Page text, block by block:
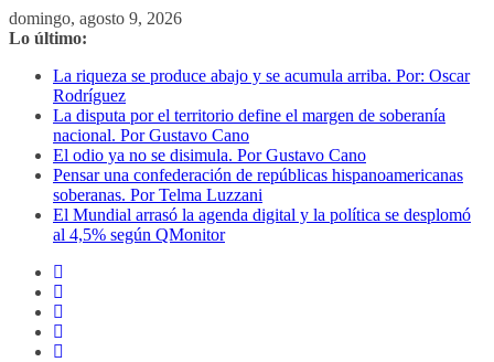
Saltar
al
domingo, agosto 9, 2026
Lo último:
La riqueza se produce abajo y se acumula arriba. Por: Oscar
Rodríguez
La disputa por el territorio define el margen de soberanía
nacional. Por Gustavo Cano
El odio ya no se disimula. Por Gustavo Cano
Pensar una confederación de repúblicas hispanoamericanas
soberanas. Por Telma Luzzani
El Mundial arrasó la agenda digital y la política se desplomó
al 4,5% según QMonitor